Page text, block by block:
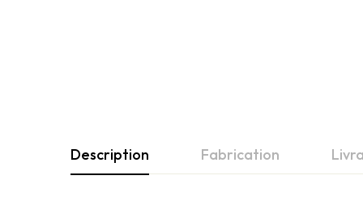
Description Fabrication